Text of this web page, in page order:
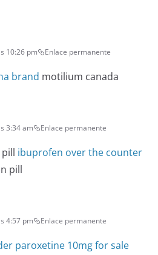
10:26 pm Enlace permanente
brand motilium canada
3:34 am Enlace permanente
ibuprofen over the counter
pill
4:57 pm Enlace permanente
paroxetine 10mg for sale